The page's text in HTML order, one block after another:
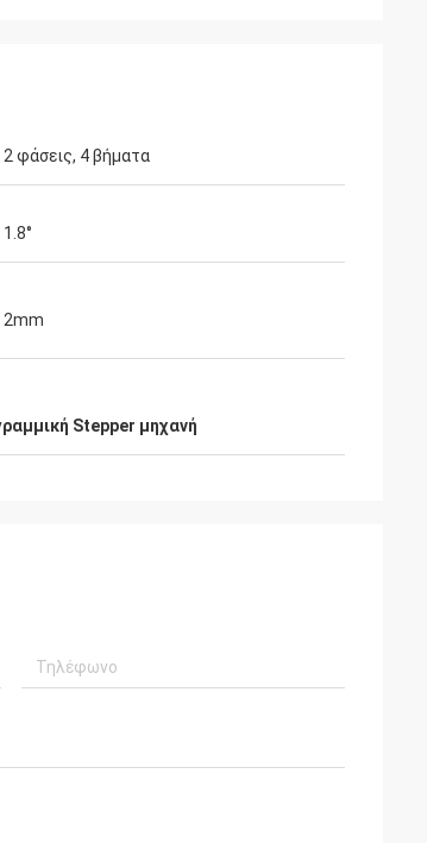
2 φάσεις, 4 βήματα
1.8°
2mm
Stepper μηχανή